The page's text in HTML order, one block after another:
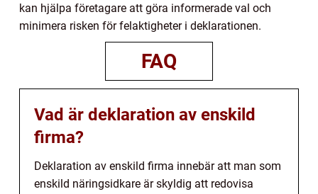
kan hjälpa företagare att göra informerade val och
minimera risken för felaktigheter i deklarationen.
FAQ
Vad är deklaration av enskild
firma?
Deklaration av enskild firma innebär att man som
enskild näringsidkare är skyldig att redovisa